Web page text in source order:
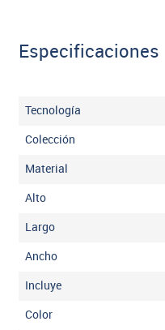
Especificaciones
Tecnología
Colección
Material
Alto
Largo
Ancho
Incluye
Color